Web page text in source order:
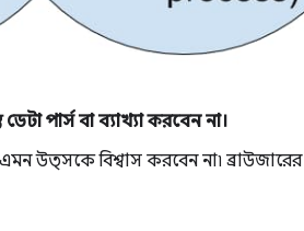
পার্স বা ব্যাখ্যা করবেন না।
এমন উত্সকে বিশ্বাস করবেন না৷ ব্রাউজারের